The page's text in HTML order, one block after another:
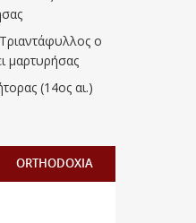
ο
μαρτυρήσας
(14ος αι.)
ORTHODOXIA